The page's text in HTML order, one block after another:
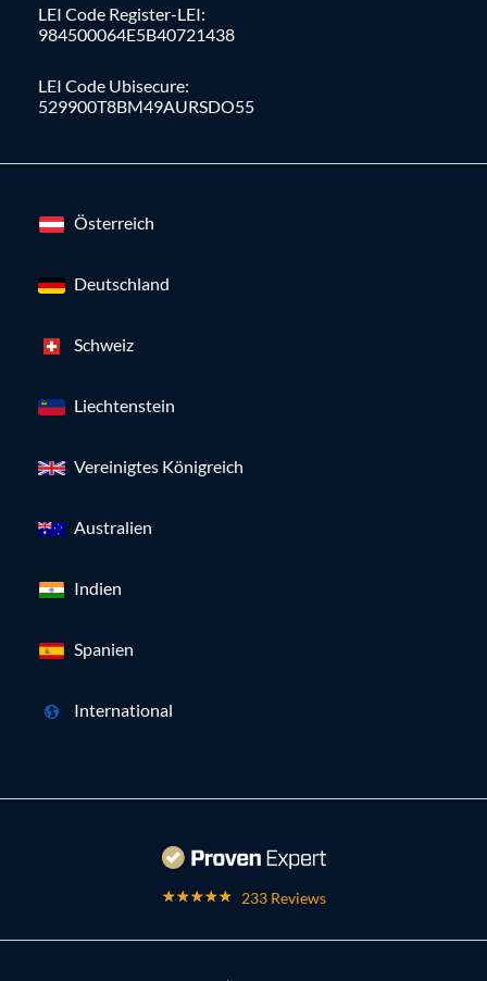
LEI Code Register-LEI:
984500064E5B40721438
LEI Code Ubisecure:
529900T8BM49AURSDO55
Österreich
Deutschland
Schweiz
Liechtenstein
Vereinigtes Königreich
Australien
Indien
Spanien
International
233 Reviews